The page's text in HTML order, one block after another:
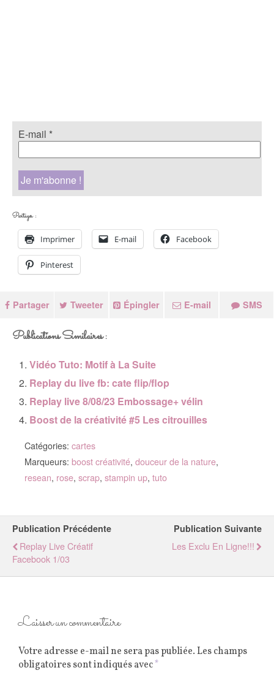
E-mail *
Partager :
Imprimer E-mail Facebook
Pinterest
Partager Tweeter Épingler E-mail SMS
Publications Similaires :
Vidéo Tuto: Motif à La Suite
Replay du live fb: cate flip/flop
Replay live 8/08/23 Embossage+ vélin
Boost de la créativité #5 Les citrouilles
Catégories: cartes
Marqueurs: boost créativité, douceur de la nature,
resean, rose, scrap, stampin up, tuto
Publication Précédente
Replay Live Créatif
Facebook 1/03
Publication Suivante
Les Exclu En Ligne!!!
Laisser un commentaire
Votre adresse e-mail ne sera pas publiée.Les champs
obligatoires sont indiqués avec*